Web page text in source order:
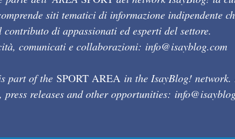
siti tematici di informazione indipendente
contributo di appassionati ed esperti del settore.
comunicati e collaborazioni: info@isayblog.com
part of the SPORT AREA in the IsayBlog! network.
press releases and other opportunities: